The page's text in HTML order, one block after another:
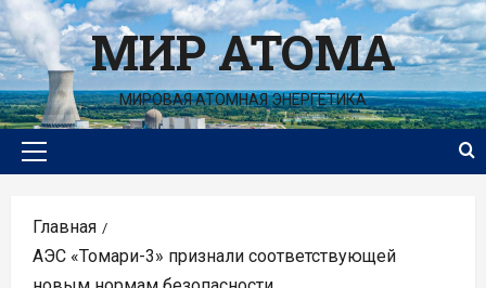
Перейти
к
содержимомуМИР АТОМА
МИРОВАЯ АТОМНАЯ ЭНЕРГЕТИКА
Основное
Главная
АЭС «Томари-3» признали соответствующей